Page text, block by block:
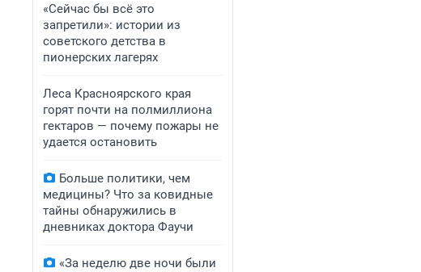
«Сейчас бы всё это
запретили»: истории из
советского детства в
пионерских лагерях
Леса Красноярского края
горят почти на полмиллиона
гектаров — почему пожары не
удается остановить
Больше политики, чем
медицины? Что за ковидные
тайны обнаружились в
дневниках доктора Фаучи
«За неделю две ночи были